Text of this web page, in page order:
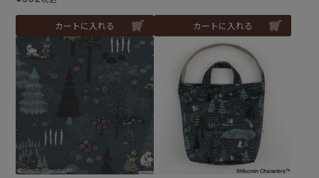
カートに入れる カートに入れる